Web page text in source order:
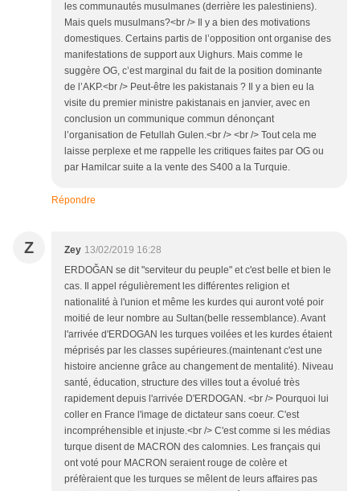
les communautés musulmanes (derrière les palestiniens).
Mais quels musulmans?<br /> Il y a bien des motivations
domestiques. Certains partis de l’opposition ont organise des
manifestations de support aux Uighurs. Mais comme le
suggère OG, c’est marginal du fait de la position dominante
de l’AKP.<br /> Peut-être les pakistanais ? Il y a bien eu la
visite du premier ministre pakistanais en janvier, avec en
conclusion un communique commun dénonçant
l’organisation de Fetullah Gulen.<br /> <br /> Tout cela me
laisse perplexe et me rappelle les critiques faites par OG ou
par Hamilcar suite a la vente des S400 a la Turquie.
Répondre
Z Zey 13/02/2019 16:28
ERDOĞAN se dit "serviteur du peuple" et c'est belle et bien le
cas. Il appel régulièrement les différentes religion et
nationalité à l'union et même les kurdes qui auront voté poir
moitié de leur nombre au Sultan(belle ressemblance). Avant
l'arrivée d'ERDOGAN les turques voilées et les kurdes étaient
méprisés par les classes supérieures.(maintenant c'est une
histoire ancienne grâce au changement de mentalité). Niveau
santé, éducation, structure des villes tout a évolué très
rapidement depuis l'arrivée D'ERDOGAN. <br /> Pourquoi lui
coller en France l'image de dictateur sans coeur. C'est
incompréhensible et injuste.<br /> C'est comme si les médias
turque disent de MACRON des calomnies. Les français qui
ont voté pour MACRON seraient rouge de colère et
préfèraient que les turques se mêlent de leurs affaires pas